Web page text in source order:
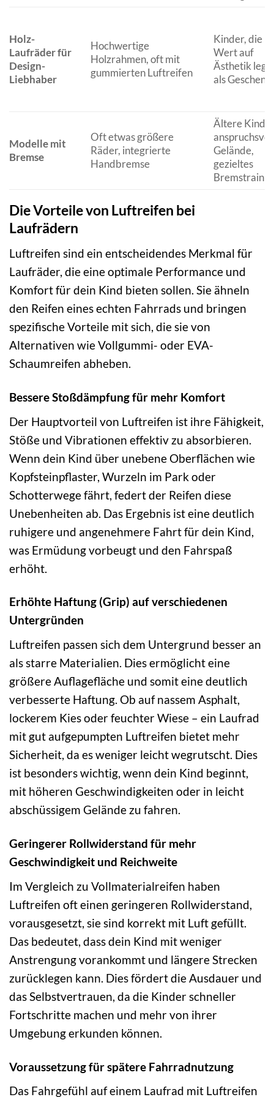
Holz-
Laufräder für
Design-
Liebhaber
Hochwertige
Holzrahmen, oft mit
gummierten Luftreifen
Kinder, die
Wert auf
Ästhetik
als Geschenk
Modelle mit
Bremse
Oft etwas größere
Räder, integrierte
Handbremse
Ältere
Gelände,
gezieltes
Die Vorteile von Luftreifen bei
Laufrädern
Luftreifen sind ein entscheidendes Merkmal für
Laufräder, die eine optimale Performance und
Komfort für dein Kind bieten sollen. Sie ähneln
den Reifen eines echten Fahrrads und bringen
spezifische Vorteile mit sich, die sie von
Alternativen wie Vollgummi- oder EVA-
Schaumreifen abheben.
Bessere Stoßdämpfung für mehr Komfort
Der Hauptvorteil von Luftreifen ist ihre Fähigkeit,
Stöße und Vibrationen effektiv zu absorbieren.
Wenn dein Kind über unebene Oberflächen wie
Kopfsteinpflaster, Wurzeln im Park oder
Schotterwege fährt, federt der Reifen diese
Unebenheiten ab. Das Ergebnis ist eine deutlich
ruhigere und angenehmere Fahrt für dein Kind,
was Ermüdung vorbeugt und den Fahrspaß
erhöht.
Erhöhte Haftung (Grip) auf verschiedenen
Untergründen
Luftreifen passen sich dem Untergrund besser an
als starre Materialien. Dies ermöglicht eine
größere Auflagefläche und somit eine deutlich
verbesserte Haftung. Ob auf nassem Asphalt,
lockerem Kies oder feuchter Wiese – ein Laufrad
mit gut aufgepumpten Luftreifen bietet mehr
Sicherheit, da es weniger leicht wegrutscht. Dies
ist besonders wichtig, wenn dein Kind beginnt,
mit höheren Geschwindigkeiten oder in leicht
abschüssigem Gelände zu fahren.
Geringerer Rollwiderstand für mehr
Geschwindigkeit und Reichweite
Im Vergleich zu Vollmaterialreifen haben
Luftreifen oft einen geringeren Rollwiderstand,
vorausgesetzt, sie sind korrekt mit Luft gefüllt.
Das bedeutet, dass dein Kind mit weniger
Anstrengung vorankommt und längere Strecken
zurücklegen kann. Dies fördert die Ausdauer und
das Selbstvertrauen, da die Kinder schneller
Fortschritte machen und mehr von ihrer
Umgebung erkunden können.
Voraussetzung für spätere Fahrradnutzung
Das Fahrgefühl auf einem Laufrad mit Luftreifen